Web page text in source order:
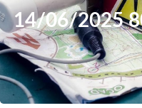
14/06/2025